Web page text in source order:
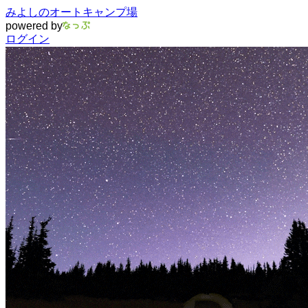
みよしのオートキャンプ場
powered by
ログイン